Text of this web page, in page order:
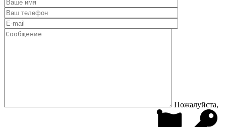
Пожалуйста,